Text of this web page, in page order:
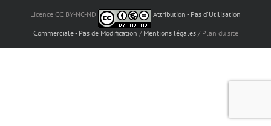
Licence CC BY-NC-ND Attribution - Pas d'Utilisation
Commerciale - Pas de Modification / Mentions légales/ Plan du site